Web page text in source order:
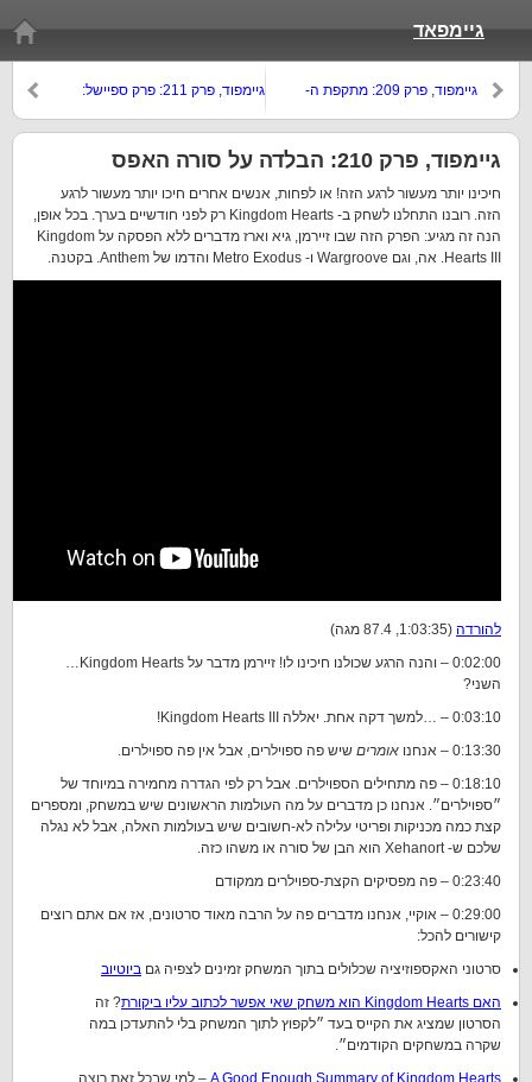
גיימפאד
גיימפוד, פרק 211: פרק ספיישל:
גיימפוד, פרק 209: מתקפת ה-
גיימפוד, פרק 210: הבלדה על סורה האפס
חיכינו יותר מעשור לרגע הזה! או לפחות, אנשים אחרים חיכו יותר מעשור לרגע
הזה. רובנו התחלנו לשחק ב- Kingdom Hearts רק לפני חודשיים בערך. בכל אופן,
הנה זה מגיע: הפרק הזה שבו זיירמן, גיא וארז מדברים ללא הפסקה על Kingdom
Hearts III. אה, וגם Wargroove ו- Metro Exodus והדמו של Anthem. בקטנה.
להורדה (1:03:35, 87.4 מגה)
0:02:00 – והנה הרגע שכולנו חיכינו לו! זיירמן מדבר על Kingdom Hearts…
השני?
0:03:10 – …למשך דקה אחת. יאללה Kingdom Hearts III!
0:13:30 – אנחנו
אומרים שיש פה ספוילרים, אבל אין פה ספוילרים.
0:18:10 – פה מתחילים הספוילרים. אבל רק לפי הגדרה מחמירה במיוחד של
״ספוילרים״. אנחנו כן מדברים על מה העולמות הראשונים שיש במשחק, ומספרים
קצת כמה מכניקות ופריטי עלילה לא-חשובים שיש בעולמות האלה, אבל לא נגלה
שלכם ש- Xehanort הוא הבן של סורה או משהו כזה.
0:23:40 – פה מפסיקים הקצת-ספוילרים ממקודם
0:29:00 – אוקיי, אנחנו מדברים פה על הרבה מאוד סרטונים, אז אם אתם רוצים
קישורים להכל:
סרטוני האקספוזיציה שכלולים בתוך המשחק זמינים לצפיה גם ביוטיוב
האם Kingdom Hearts הוא משחק שאי אפשר לכתוב עליו ביקורת
? זה
הסרטון שמציג את הקייס בעד ״לקפוץ לתוך המשחק בלי להתעדכן במה
שקרה במשחקים הקודמים״.
A Good Enough Summary of Kingdom Hearts – למי שבכל זאת רוצה